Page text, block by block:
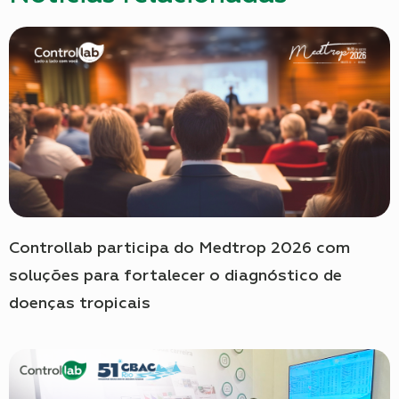
Controllab participa do Medtrop 2026 com
soluções para fortalecer o diagnóstico de
doenças tropicais